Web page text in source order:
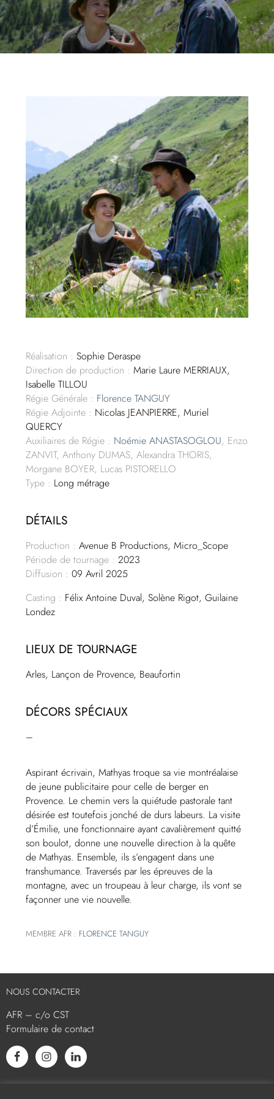
Réalisation : Sophie Deraspe
Direction de production : Marie Laure MERRIAUX,
Isabelle TILLOU
Régie Générale : Florence TANGUY
Régie Adjointe : Nicolas JEANPIERRE, Muriel
QUERCY
Auxiliaires de Régie : Noémie ANASTASOGLOU, Enzo
ZANVIT, Anthony DUMAS, Alexandra THORIS,
Morgane BOYER, Lucas PISTORELLO
Type : Long métrage
DÉTAILS
Production : Avenue B Productions, Micro_Scope
Période de tournage : 2023
Diffusion : 09 Avril 2025
Casting : Félix Antoine Duval, Solène Rigot, Guilaine
Londez
LIEUX DE TOURNAGE
Arles, Lançon de Provence, Beaufortin
DÉCORS SPÉCIAUX
–
Aspirant écrivain, Mathyas troque sa vie montréalaise
de jeune publicitaire pour celle de berger en
Provence. Le chemin vers la quiétude pastorale tant
désirée est toutefois jonché de durs labeurs. La visite
d’Émilie, une fonctionnaire ayant cavalièrement quitté
son boulot, donne une nouvelle direction à la quête
de Mathyas. Ensemble, ils s’engagent dans une
transhumance. Traversés par les épreuves de la
montagne, avec un troupeau à leur charge, ils vont se
façonner une vie nouvelle.
MEMBRE AFR : FLORENCE TANGUY
NOUS CONTACTER
AFR – c/o CST
Formulaire de contact